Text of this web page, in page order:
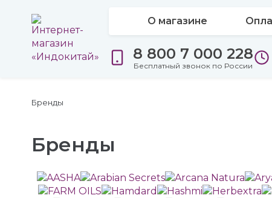
О магазине
8 800 7 000 228
Бесплатный звонок по России
Бренды
Бренды